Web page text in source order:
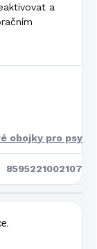
a
obojky pro psy
8595221002107